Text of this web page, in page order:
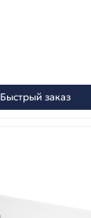
Быстрый заказ